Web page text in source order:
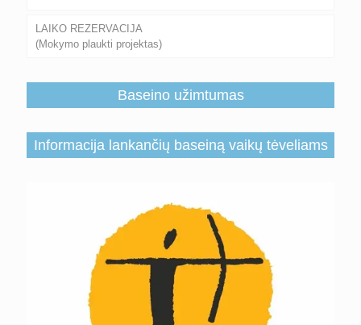
LAIKO REZERVACIJA
(Mokymo plaukti projektas)
Baseino užimtumas
Informacija lankančių baseiną vaikų tėveliams